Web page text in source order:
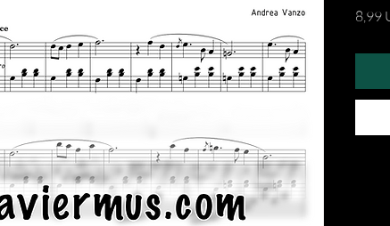
8,99